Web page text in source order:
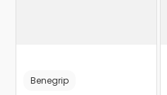
Benegrip